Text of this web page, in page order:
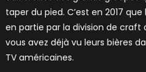
taper du pied. C’est en 2017
en partie par la division de craft
vous avez déjà vu leurs bières
TV américaines.